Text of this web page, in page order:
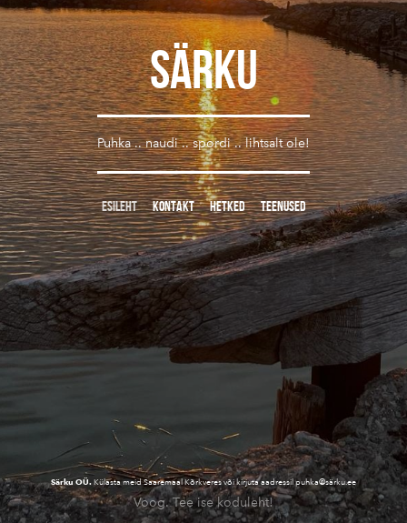
sÄrku
Puhka .. naudi .. spordi .. lihtsalt ole!
ESILEHT KONTAKT HETKED TEENUSED
Särku OÜ.Külasta meid Saaremaal Kõrkveres või kirjuta aadressil puhka@särku.ee
Voog. Tee ise koduleht!